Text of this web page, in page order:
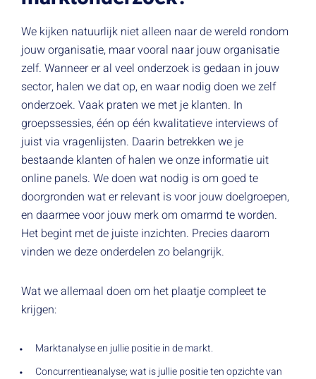
We kijken natuurlijk niet alleen naar de wereld rondom
jouw organisatie, maar vooral naar jouw organisatie
zelf. Wanneer er al veel onderzoek is gedaan in jouw
sector, halen we dat op, en waar nodig doen we zelf
onderzoek. Vaak praten we met je klanten. In
groepssessies, één op één kwalitatieve interviews of
juist via vragenlijsten. Daarin betrekken we je
bestaande klanten of halen we onze informatie uit
online panels. We doen wat nodig is om goed te
doorgronden wat er relevant is voor jouw doelgroepen,
en daarmee voor jouw merk om omarmd te worden.
Het begint met de juiste inzichten. Precies daarom
vinden we deze onderdelen zo belangrijk.
Wat we allemaal doen om het plaatje compleet te
krijgen:
Marktanalyse en jullie positie in de markt.
Concurrentieanalyse; wat is jullie positie ten opzichte van